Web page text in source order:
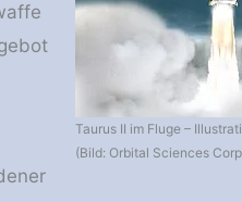
Taurus II im Fluge –
(Bild: Orbital Sciences